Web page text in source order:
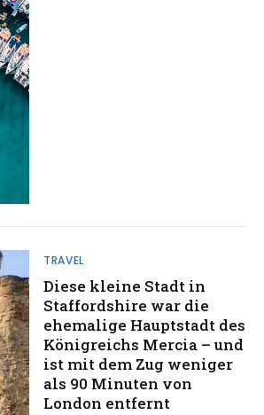
TRAVEL
Diese kleine Stadt in
Staffordshire war die
ehemalige Hauptstadt des
Königreichs Mercia – und
ist mit dem Zug weniger
als 90 Minuten von
London entfernt